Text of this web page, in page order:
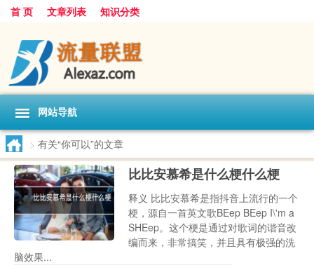
首 页 文章列表 知识分类
网站导航
> 有关“你可以”的文章
比比安慕希是什么梗什么梗
释义 比比安慕希是指抖音上流行的一个
梗，源自一首英文歌BEep BEep I\'m a
SHEep。这个梗是通过对歌词的谐音改
编而来，非常搞笑，并且具有极强的洗
脑效果...